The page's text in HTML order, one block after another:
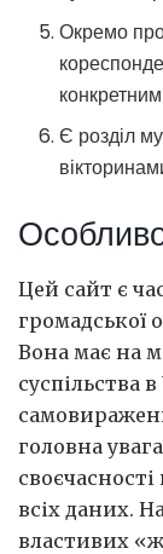
Окремо
Є розділ
Цей сайт є
громадської
Вона має на
суспільства
головна
всіх даних.
властивих